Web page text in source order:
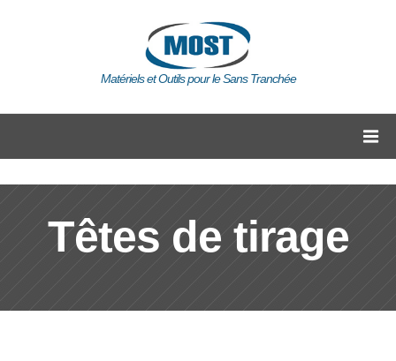
Matériels et Outils pour le Sans Tranchée
Têtes de tirage